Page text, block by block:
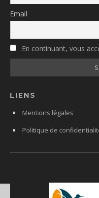
Email
En continuant, vous
LIENS
Mentions légales
Politique de